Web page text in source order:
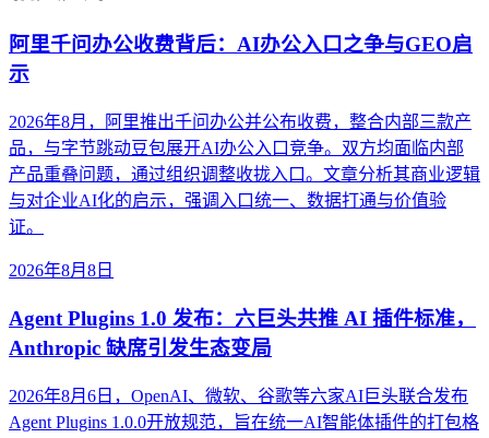
阿里千问办公收费背后：AI办公入口之争与GEO启
示
2026年8月，阿里推出千问办公并公布收费，整合内部三款产
品，与字节跳动豆包展开AI办公入口竞争。双方均面临内部
产品重叠问题，通过组织调整收拢入口。文章分析其商业逻辑
与对企业AI化的启示，强调入口统一、数据打通与价值验
证。
2026年8月8日
Agent Plugins 1.0 发布：六巨头共推 AI 插件标准，
Anthropic 缺席引发生态变局
2026年8月6日，OpenAI、微软、谷歌等六家AI巨头联合发布
Agent Plugins 1.0.0开放规范，旨在统一AI智能体插件的打包格